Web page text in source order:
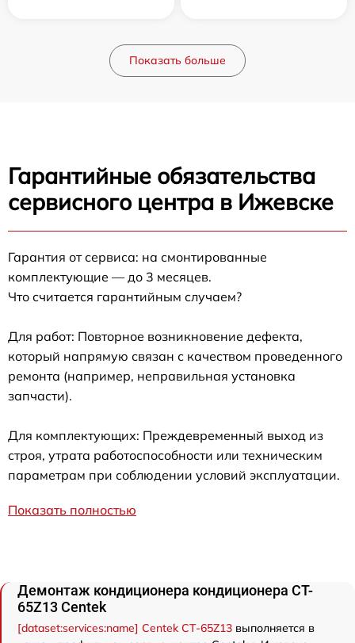
Показать больше
Гарантийные обязательства
сервисного центра в Ижевске
Гарантия от сервиса: на смонтированные
комплектующие — до 3 месяцев.
Что считается гарантийным случаем?
Для работ: Повторное возникновение дефекта,
который напрямую связан с качеством проведенного
ремонта (например, неправильная установка
запчасти).
Для комплектующих: Преждевременный выход из
строя, утрата работоспособности или техническим
параметрам при соблюдении условий эксплуатации.
Показать полностью
Демонтаж кондиционера кондиционера CT-
65Z13 Centek
[dataset:services:name] Centek CT-65Z13 выполняется в